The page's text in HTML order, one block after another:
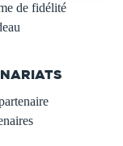
de fidélité